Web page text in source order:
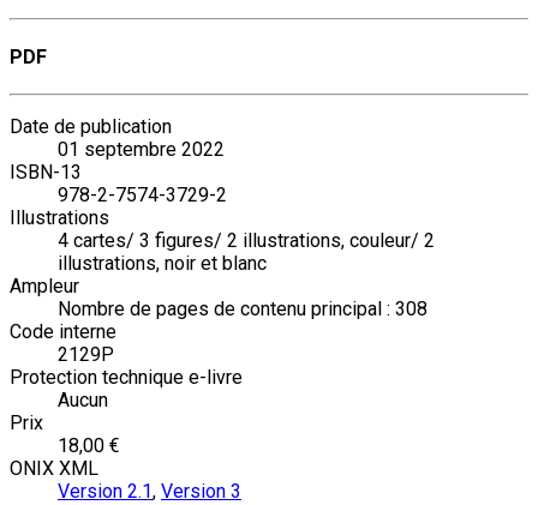
PDF
Date de publication
01 septembre 2022
ISBN-13
978-2-7574-3729-2
Illustrations
4 cartes/ 3 figures/ 2 illustrations, couleur/ 2
illustrations, noir et blanc
Ampleur
Nombre de pages de contenu principal : 308
Code interne
2129P
Protection technique e-livre
Aucun
Prix
18,00 €
ONIX XML
Version 2.1, Version 3